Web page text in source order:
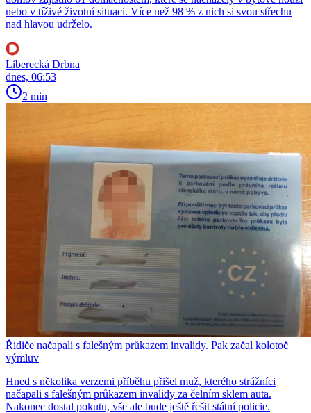
nebo v tíživé životní situaci. Více než 98 % z nich si svou střechu
nad hlavou udrželo.
Liberecká Drbna
dnes, 06:53
2 min
Řidiče načapali s falešným průkazem invalidy. Pak začal kolotoč
výmluv
Hned s několika verzemi příběhu přišel muž, kterého strážníci
načapali s falešným průkazem invalidy za čelním sklem auta.
Nakonec dostal pokutu, vše ale bude ještě řešit státní policie.